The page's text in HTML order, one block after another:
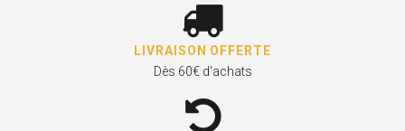
LIVRAISON OFFERTE
Dès 60€ d'achats